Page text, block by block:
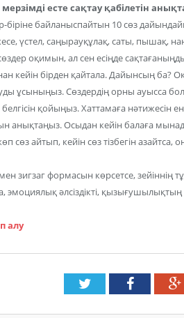
есте сақтау қабілетін
біріне байланыспайтын 10 сөз
үстел, саңырауқұлақ, саты, пышақ,
оқимын, ал сен есіңде
кейін бірден қайтала. Дайынсың ба?
ұсыныңыз. Сөздердің орны ауысса
қойыңыз. Хаттамаға нәтижесін
анықтаңыз. Осыдан кейін балаға
сөз айтып, кейін сөз тізбегін
зигзаг формасын көрсетсе, зейіннің
эмоциялық әлсіздікті,
алу
Twitter